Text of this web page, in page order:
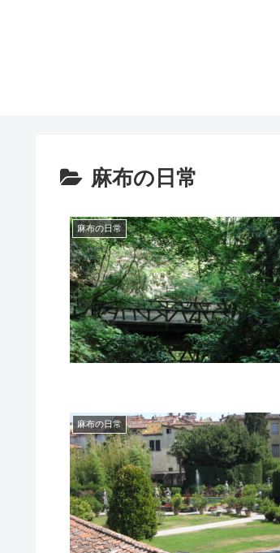
麻布の日常
麻布の日常
麻布の日常